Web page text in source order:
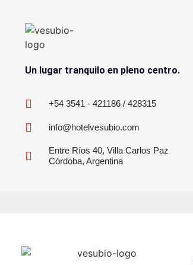
Un lugar tranquilo en pleno centro.
+54 3541 - 421186 / 428315
info@hotelvesubio.com
Entre Ríos 40, Villa Carlos Paz
Córdoba, Argentina